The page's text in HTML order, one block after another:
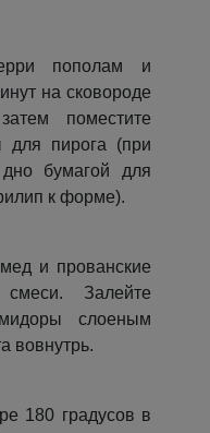
пополам и
на сковороде
поместите
пирога (при
дно бумагой для
к форме).
и прованские
Залейте
слоеным
вовнутрь.
180 градусов в